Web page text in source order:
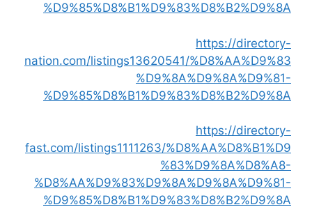
%D9%85%D8%B1%D9%83%D8%B2%D9%8A
https://directory-
nation.com/listings13620541/%D8%AA%D9%83
%D9%8A%D9%8A%D9%81-
%D9%85%D8%B1%D9%83%D8%B2%D9%8A
https://directory-
fast.com/listings1111263/%D8%AA%D8%B1%D9
%83%D9%8A%D8%A8-
%D8%AA%D9%83%D9%8A%D9%8A%D9%81-
%D9%85%D8%B1%D9%83%D8%B2%D9%8A